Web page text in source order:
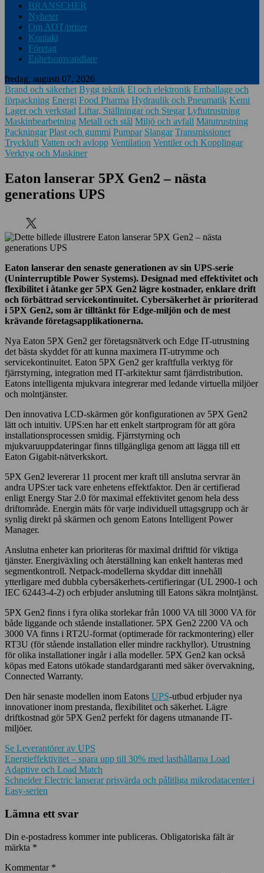
BRANSCHER
Nyheter
Om AOT/priser
Kontakt
Företag
Enhetsomvandlare
fredag, augusti 07, 2026
Brand och säkerhet Bygg teknik El och elektronik Emballage och
förpackning Energi Food Pharma Hydraulik och Pneumatik Kemi
Lager och verkstad Liftar, Ställningar och Stegar Lyftutrustning
Maskinbearbetning Metall och stål Miljö och avfall Mätutrustning
Packningar Plast och gummi Pumpar Slangar Transmissioner
Tryckluft Vatten och avlopp Ventilation Ventiler och Kopplingar
Verktyg och Maskiner
Eaton lanserar 5PX Gen2 – nästa
generations UPS
Eaton lanserar den senaste generationen av sin UPS-serie
(Uninterruptible Power Systems). Designad med effektivitet och
flexibilitet i åtanke ger 5PX Gen2 lägre kostnader, enklare drift
och förbättrad servicekontinuitet. Cybersäkerhet är prioriterad
i 5PX Gen2, som är tilltänkt för Edge-miljön och de mest
krävande företagsapplikationerna.
Nya Eaton 5PX Gen2 ger företagsnätverk och Edge IT-utrustning
det bästa skyddet för att kunna maximera IT-utrymme och
servicekontinuitet. Eaton 5PX Gen2 ger kraftfulla verktyg för
fjärrstyrning, integration med IT-arkitektur samt fjärrdistribution.
Eatons intelligenta mjukvara integrerar med ledande virtuella miljöer
och molntjänster.
Den innovativa LCD-skärmen gör konfigurationen av 5PX Gen2
lätt och intuitiv. UPS:en har ett enkelt startprogram för att göra
installationsprocessen smidig. Fjärrstyrning och
mjukvaruuppdateringar finns tillgängliga genom att lägga till ett
Eaton Gigabit-nätverkskort.
5PX Gen2 levererar 11 procent mer kraft till anslutna servrar än
andra UPS:er tack vare enhetens effektfaktor. Den är certifierad
enligt Energy Star 2.0 för maximal effektivitet genom hela dess
driftområde. Energin mäts för varje individuell uttagsgrupp och är
synlig direkt på skärmen och genom Eatons Intelligent Power
Manager.
Anslutna enheter kan prioriteras för maximal drifttid för viktiga
tjänster. Energiväxling och återställning kan enkelt hanteras med
segmentkontroll. Netpack-modellerna skyddar ditt innehåll
ytterligare med dubbla cybersäkerhets-certifieringar (UL 2900-1 och
IEC 62443-4-2) och erbjuder anslutning till Eatons säkra molntjänst.
5PX Gen2 finns i fyra olika storlekar från 1000 VA till 3000 VA för
både liggande och stående installationer. 5PX Gen2 2200 VA och
3000 VA finns i RT2U-format (optimerade för rackmontering) eller
RT3U (för stående installation eller mindre rackhyllor). Utrustning
för olika installationer ingår i alla modeller. 5PX Gen2 kan också
köpas med Eatons utökade standardgaranti med säker övervakning,
Connected Warranty.
Den här senaste modellen inom Eatons UPS-utbud erbjuder nya
innovationer inom prestanda, flexibilitet och säkerhet. Lägre
driftkostnad gör 5PX Gen2 perfekt för dagens utmanande IT-
miljöer.
Se Leverantörer av UPS
Inläggsnavigering
Energieffektivitet – spara upp till 30% med lasthållarna Load
Adaptive och Load Match
Schneider Electric lanserar prisvärda och pålitliga mikrodatacenter i
Easy-serien
Lämna ett svar
Din e-postadress kommer inte publiceras. Obligatoriska fält är
märkta *
Kommentar *